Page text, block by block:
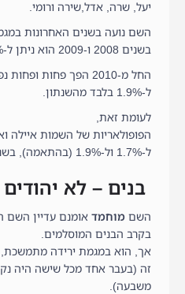
יעל, שרה, אדל,שירה ורומי.
השם נועה בשנים האחרונות
בשנים 2008 ו-2009 הוא ניתן ל-5.3% מהבנות בשנתון.
ל-1.9% בלבד מהשנתון.
לעומת זאת,
ל-1.7% ול-1.9% (בהתאמה), בשנת 2018.
בנים – לא יהודים
השם מוחמדאומנם עדיין השם
בקרב הבנים המוסלמים.
אך, הוא במגמת ירידה מתמשכת,
זה (בעבר אחד מכל שישה היה
משבעה).